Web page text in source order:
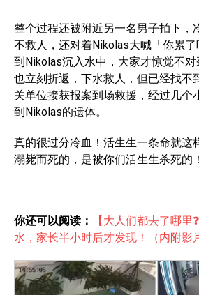
整个过程还被附近另一名男子拍下，
不救人，还对着Nikolas大喊「你累
到Nikolas沉入水中，大家才惊觉不
也立刻折返，下水救人，但已经找不
关单位接获报案到场救援，经过几个
到Nikolas的遗体。
真的很过分冷血！活生生一条命就这
溺毙而死的，是被你们活生生杀死的！
你还可以阅读：
【大人们都去了哪里
水，家长半小时后才发现！（内附影